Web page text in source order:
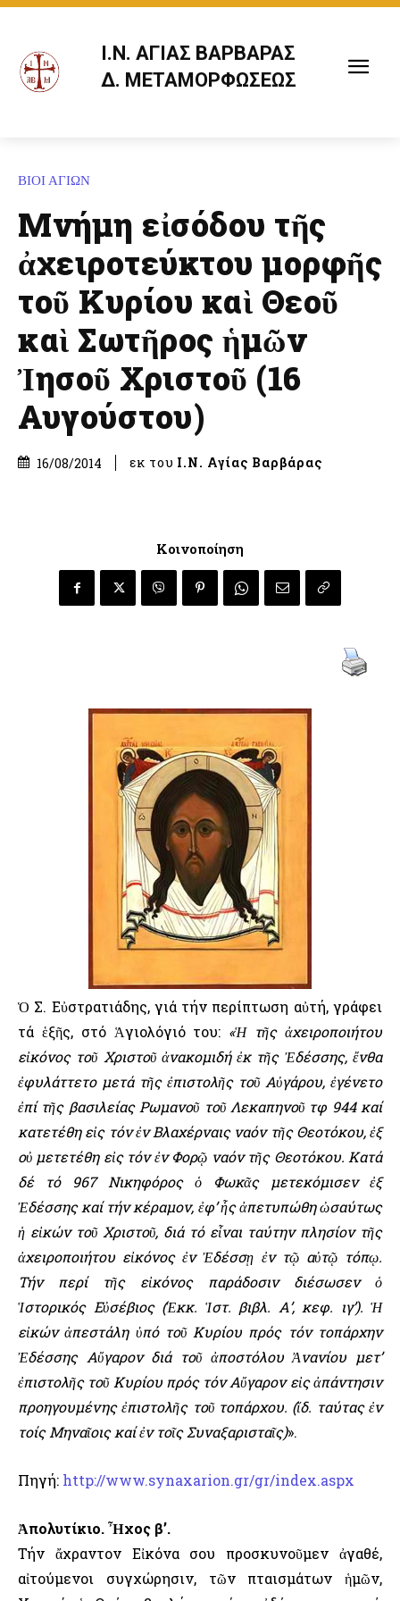
Ι.Ν. ΑΓΙΑΣ ΒΑΡΒΑΡΑΣ
Δ. ΜΕΤΑΜΟΡΦΩΣΕΩΣ
ΒΙΟΙ ΑΓΙΩΝ
Μνήμη εἰσόδου τῆς
ἀχειροτεύκτου μορφῆς
τοῦ Κυρίου καὶ Θεοῦ
καὶ Σωτῆρος ἡμῶν
Ἰησοῦ Χριστοῦ (16
Αυγούστου)
16/08/2014 εκ του Ι.Ν. Αγίας Βαρβάρας
Κοινοποίηση
Ὁ Σ. Εὐστρατιάδης, γιά τήν περίπτωση αὐτή, γράφει
τά ἑξῆς, στό Ἁγιολόγιό του: «Ἡ τῆς ἀχειροποιήτου
εἰκόνος τοῦ Χριστοῦ ἀνακομιδή ἐκ τῆς Ἐδέσσης, ἔνθα
ἐφυλάττετο μετά τῆς ἐπιστολῆς τοῦ Αὐγάρου, ἐγένετο
ἐπί τῆς βασιλείας Ρωμανοῦ τοῦ Λεκαπηνοῦ τφ 944 καί
κατετέθη εἰς τόν ἐν Βλαχέρναις ναόν τῆς Θεοτόκου, ἐξ
οὐ μετετέθη εἰς τόν ἐν Φορῷ ναόν τῆς Θεοτόκου. Κατά
δέ τό 967 Νικηφόρος ὁ Φωκᾶς μετεκόμισεν ἐξ
Ἐδέσσης καί τήν κέραμον, ἐφ’ ἧς ἀπετυπώθη ὠσαύτως
ἡ εἰκών τοῦ Χριστοῦ, διά τό εἶναι ταύτην πλησίον τῆς
ἀχειροποιήτου εἰκόνος ἐν Ἐδέσσῃ ἐν τῷ αὐτῷ τόπῳ.
Τήν περί τῆς εἰκόνος παράδοσιν διέσωσεν ὁ
Ἱστορικός Εὐσέβιος (Ἐκκ. Ἱστ. βιβλ. Α’, κεφ. ιγ’). Ἡ
εἰκών ἀπεστάλη ὑπό τοῦ Κυρίου πρός τόν τοπάρχην
Ἐδέσσης Αὔγαρον διά τοῦ ἀποστόλου Ἀνανίου μετ’
ἐπιστολῆς τοῦ Κυρίου πρός τόν Αὔγαρον εἰς ἀπάντησιν
προηγουμένης ἐπιστολῆς τοῦ τοπάρχου. (ἴδ. ταύτας ἐν
τοίς Μηναῖοις καί ἐν τοῖς Συναξαρισταῖς)».
Πηγή: http://www.synaxarion.gr/gr/index.aspx
Ἀπολυτίκιο. Ἦχος β’.
Τήν ἄχραντον Εἰκόνα σου προσκυνοῦμεν ἀγαθέ,
αἰτούμενοι συγχώρησιν, τῶν πταισμάτων ἡμῶν,